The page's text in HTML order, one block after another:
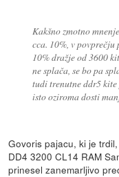
Kakšno zmotno
cca. 10%, v
10% dražje od 3600
ne splača, se bo pa
tudi trenutne ddr5
isto oziroma dosti
Govoris pajacu, ki je
DD4 3200 CL14 RAM
prinesel zanemarljivo